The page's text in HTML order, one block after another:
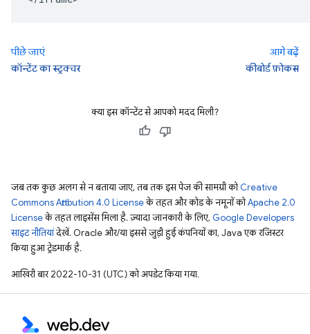
पीछे जाएं
कॉन्टेंट का स्ट्रक्चर
आगे बढ़ें
कीबोर्ड फ़ोकस
क्या इस कॉन्टेंट से आपको मदद मिली?
जब तक कुछ अलग से न बताया जाए, तब तक इस पेज की सामग्री कोCreative
Commons Attribution 4.0 Licenseके तहत और कोड के नमूनों कोApache 2.0
Licenseके तहत लाइसेंस मिला है. ज़्यादा जानकारी के लिए, Google Developers
साइट नीतियांदेखें. Oracle और/या इससे जुड़ी हुई कंपनियों का, Java एक रजिस्टर
किया हुआ ट्रेडमार्क है.
आखिरी बार 2022-10-31 (UTC) को अपडेट किया गया.